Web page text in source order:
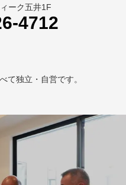
ーク五井1F
4712
て独立・自営です。